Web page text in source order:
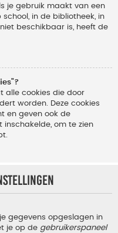
je gebruik maakt van een
in de bibliotheek, in
beschikbaar is, heeft de
alle cookies die door
worden. Deze cookies
en geven ook de
inschakelde, om te zien
gegevens opgeslagen in
je op de gebruikerspaneel